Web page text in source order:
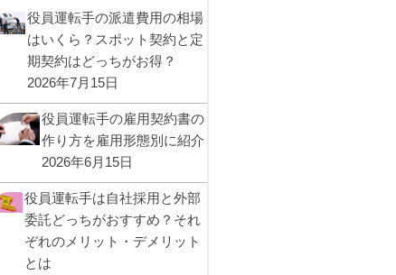
役員運転手の派遣費用の相場
はいくら？スポット契約と定
期契約はどっちがお得？
2026年7月15日
役員運転手の雇用契約書の
作り方を雇用形態別に紹介
2026年6月15日
役員運転手は自社採用と外部
委託どっちがおすすめ？それ
ぞれのメリット・デメリット
とは